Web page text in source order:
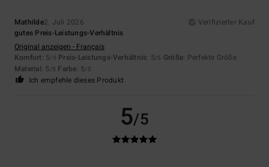
Mathilde2. Juli 2026
Verifizierter Kauf
gutes Preis-Leistungs-Verhältnis
Original anzeigen - Français
Komfort: 5/5 Preis-Leistungs-Verhältnis: 5/5 Größe: Perfekte Größe
Material: 5 /5 Farbe: 5/5
Ich empfehle dieses Produkt
5/5